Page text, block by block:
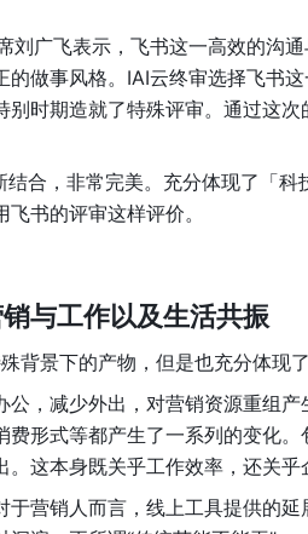
刘广飞表示，飞书这一高效的沟
的做事风格。IAI云终审选择飞书
别时期造就了特殊评审。通过这
结合，非常完美。充分体现了「
书的评审这样评价。
与工作以及生活共振
背景下的产物，但是也充分体现
公，减少外出，对营销资源重组
费形式等都产生了一系列的变化
这本身既关乎工作效率，还关乎
于营销人而言，线上工具提供的